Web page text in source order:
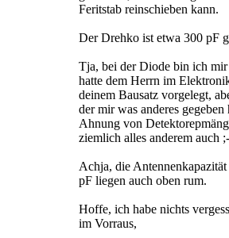
Feritstab reinschieben kann.
Der Drehko ist etwa 300 pF
Tja, bei der Diode bin ich
hatte dem Herrn im
deinem Bausatz vorgelegt,
der mir was anderes
Ahnung von
ziemlich alles anderem auch
Achja, die
pF liegen auch oben rum.
Hoffe, ich habe nichts
im Vorraus,